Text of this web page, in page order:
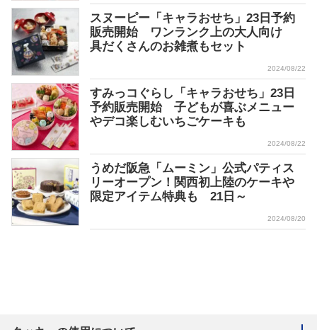
スヌーピー「キャラおせち」23日予約
販売開始 ワンランク上の大人向け
具だくさんのお雑煮もセット
2024/08/22
すみっコぐらし「キャラおせち」23日
予約販売開始 子どもが喜ぶメニュー
やデコ楽しむいちごケーキも
2024/08/22
うめだ阪急「ムーミン」公式パティス
リーオープン！関西初上陸のケーキや
限定アイテム特典も 21日～
2024/08/20